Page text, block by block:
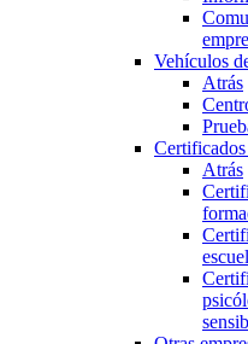
Vehículos
Atrás
Atrás